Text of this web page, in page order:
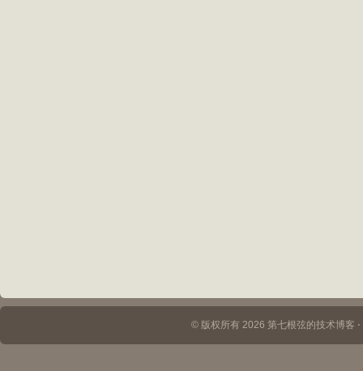
© 版权所有 2026 第七根弦的技术博客